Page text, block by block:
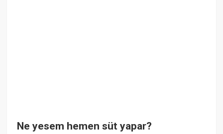
Ne yesem hemen süt yapar?